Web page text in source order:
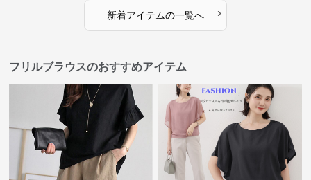
新着アイテムの一覧へ ›
フリルブラウスのおすすめアイテム